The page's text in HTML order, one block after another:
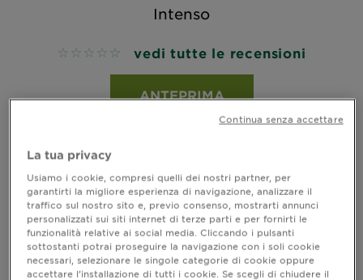
Intenso
No reviews vedi tutte le recensioni
ANTEPRIMA
PROVA VIRTUALE
La tua privacy
Usiamo i cookie, compresi quelli dei nostri partner, per
garantirti la migliore esperienza di navigazione, analizzare il
traffico sul nostro sito e, previo consenso, mostrarti annunci
personalizzati sui siti internet di terze parti e per fornirti le
funzionalità relative ai social media. Cliccando i pulsanti
sottostanti potrai proseguire la navigazione con i soli cookie
necessari, selezionare le singole categorie di cookie oppure
accettare l’installazione di tutti i cookie. Se scegli di chiudere il
Continua senza accettare